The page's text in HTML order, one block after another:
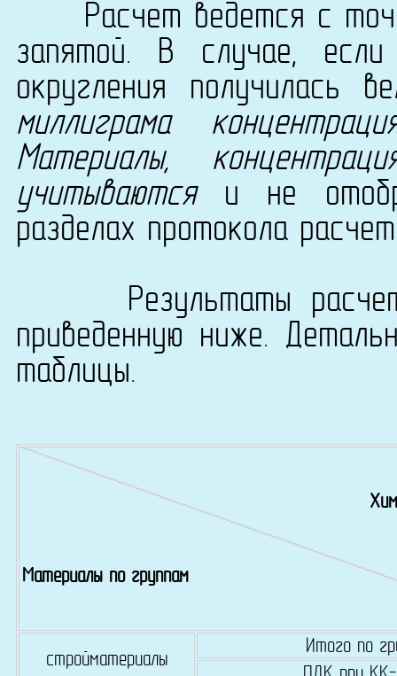
Расчет ведется с
запятой. В случае,
округления получилась
миллиграма
Материалы,
учитываютсяи не
разделах протокола
Результаты расчета
приведенную ниже.
таблицы.
Материалы по группам
стройматериалы
Итого по